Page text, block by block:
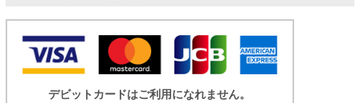
デビットカードはご利用になれません。